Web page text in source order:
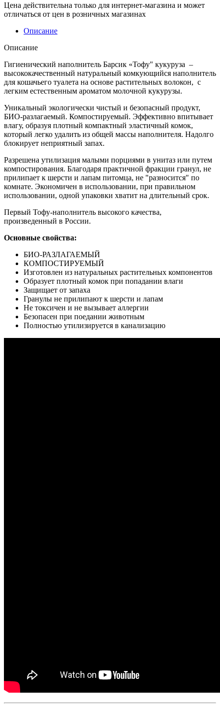
Цена действительна только для интернет-магазина и может
отличаться от цен в розничных магазинах
Описание
Описание
Гигиенический наполнитель Барсик «Тофу" кукуруза –
высококачественный натуральный комкующийся наполнитель
для кошачьего туалета на основе растительных волокон, с
легким естественным ароматом молочной кукурузы.
Уникальный экологически чистый и безопасный продукт,
БИО-разлагаемый. Компостируемый. Эффективно впитывает
влагу, образуя плотный компактный эластичный комок,
который легко удалить из общей массы наполнителя. Надолго
блокирует неприятный запах.
Разрешена утилизация малыми порциями в унитаз или путем
компостирования. Благодаря практичной фракции гранул, не
прилипает к шерсти и лапам питомца, не "разносится" по
комнате. Экономичен в использовании, при правильном
использовании, одной упаковки хватит на длительный срок.
Первый Тофу-наполнитель высокого качества,
произведенный в России.
Основные свойства:
БИО-РАЗЛАГАЕМЫЙ
КОМПОСТИРУЕМЫЙ
Изготовлен из натуральных растительных компонентов
Образует плотный комок при попадании влаги
Защищает от запаха
Гранулы не прилипают к шерсти и лапам
Не токсичен и не вызывает аллергии
Безопасен при поедании животным
Полностью утилизируется в канализацию